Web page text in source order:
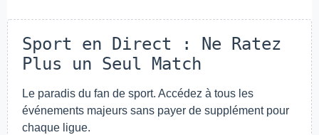
Sport en Direct : Ne Ratez
Plus un Seul Match
Le paradis du fan de sport. Accédez à tous les
événements majeurs sans payer de supplément pour
chaque ligue.